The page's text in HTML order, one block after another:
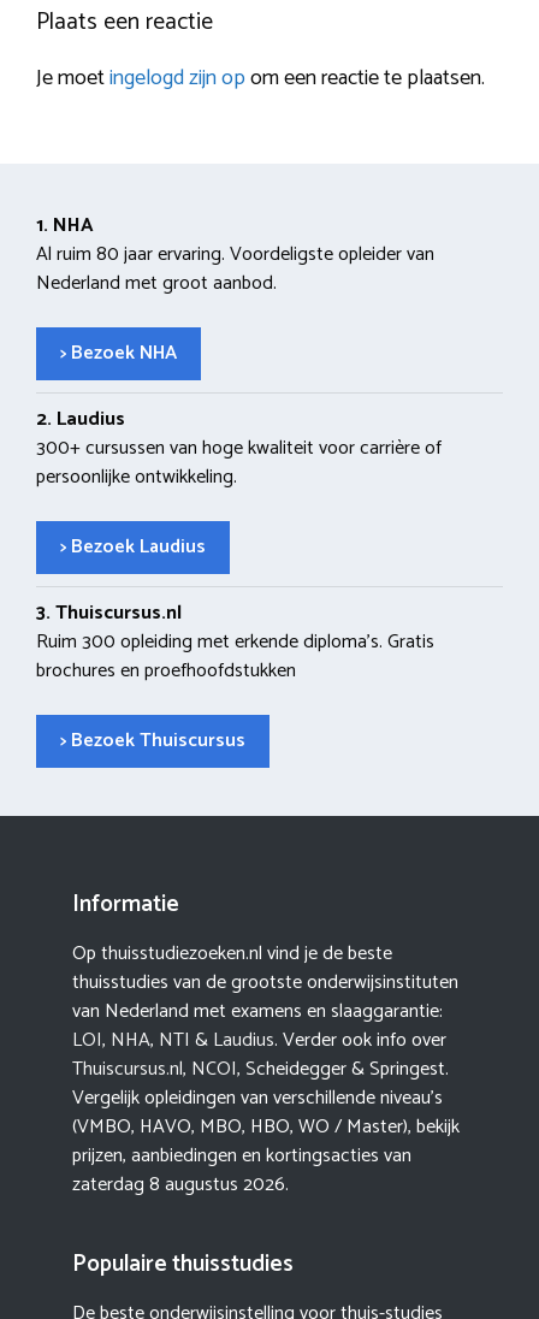
Plaats een reactie
Je moetingelogd zijn opom een reactie te plaatsen.
1. NHA
Al ruim 80 jaar ervaring. Voordeligste opleider van
Nederland met groot aanbod.
> Bezoek NHA
2. Laudius
300+ cursussen van hoge kwaliteit voor carrière of
persoonlijke ontwikkeling.
> Bezoek Laudius
3. Thuiscursus.nl
Ruim 300 opleiding met erkende diploma’s. Gratis
brochures en proefhoofdstukken
> Bezoek Thuiscursus
Informatie
Op thuisstudiezoeken.nl vind je de beste
thuisstudies van de grootste onderwijsinstituten
van Nederland met examens en slaaggarantie:
LOI, NHA, NTI &Laudius. Verder ook info over
Thuiscursus.nl, NCOI, Scheidegger & Springest.
Vergelijk opleidingen van verschillende niveau’s
(VMBO, HAVO, MBO, HBO, WO / Master), bekijk
prijzen, aanbiedingen en kortingsacties van
zaterdag 8 augustus 2026.
Populaire thuisstudies